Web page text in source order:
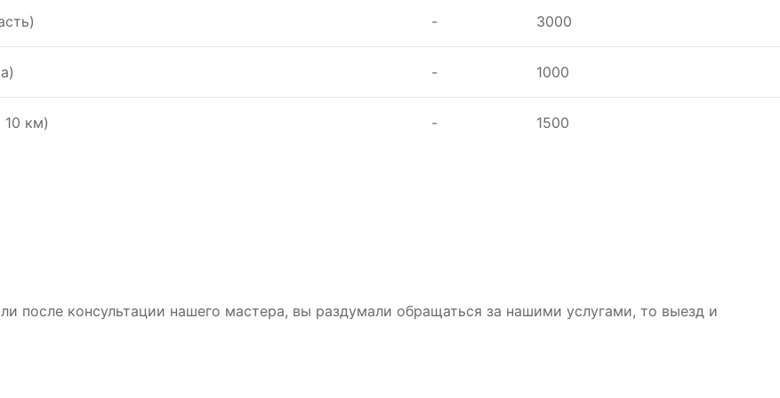
- 3000
- 1000
км) - 1500
после консультации нашего мастера, вы раздумали обращаться за нашими услугами, то выезд и